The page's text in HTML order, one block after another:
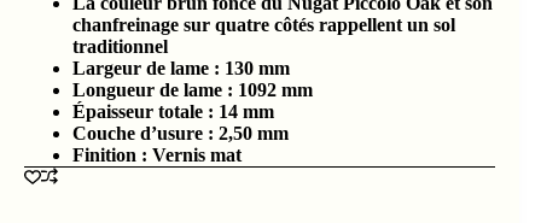
chanfreinage sur quatre côtés rappellent un sol
traditionnel
Largeur de lame : 130 mm
Longueur de lame : 1092 mm
Épaisseur totale : 14 mm
Couche d’usure : 2,50 mm
Finition : Vernis mat